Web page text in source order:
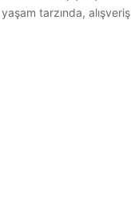
tarzında, alışveriş